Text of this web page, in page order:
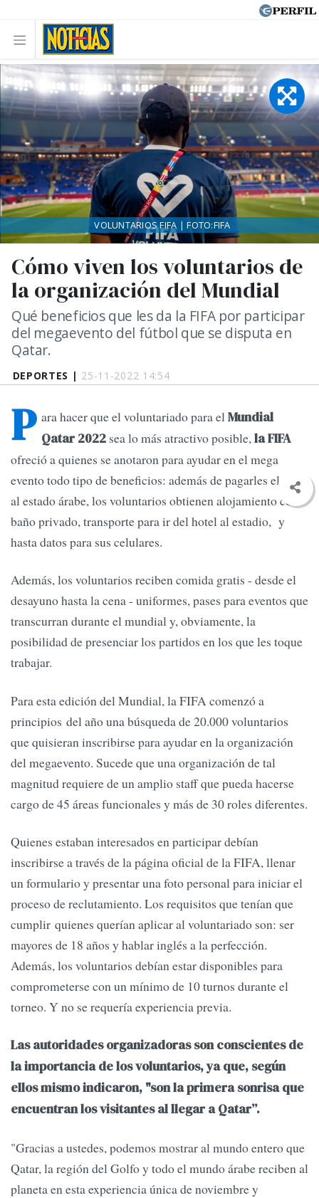
DEPORTES | 25-11-2022 14:54
Cómo viven los voluntarios de
la organización del Mundial
Qué beneficios que les da la FIFA por participar
del megaevento del fútbol que se disputa en
Qatar.
VOLUNTARIOS FIFA | FOTO:FIFA
P ara hacer que el voluntariado para elMundial
Qatar 2022 sea lo más atractivo posible,la FIFA
ofreció a quienes se anotaron para ayudar en el mega
evento todo tipo de beneficios: además de pagarles el viaje
al estado árabe, los voluntarios obtienen alojamiento con
baño privado, transporte para ir del hotel al estadio, y
hasta datos para sus celulares.
Además, los voluntarios reciben comida gratis - desde el
desayuno hasta la cena - uniformes, pases para eventos que
transcurran durante el mundial y, obviamente, la
posibilidad de presenciar los partidos en los que les toque
trabajar.
Para esta edición del Mundial, la FIFA comenzó a
principios del año una búsqueda de 20.000 voluntarios
que quisieran inscribirse para ayudar en la organización
del megaevento. Sucede que una organización de tal
magnitud requiere de un amplio staff que pueda hacerse
cargo de 45 áreas funcionales y más de 30 roles diferentes.
Quienes estaban interesados en participar debían
inscribirse a través de la página oficial de la FIFA, llenar
un formulario y presentar una foto personal para iniciar el
proceso de reclutamiento. Los requisitos que tenían que
cumplir quienes querían aplicar al voluntariado son: ser
mayores de 18 años y hablar inglés a la perfección.
Además, los voluntarios debían estar disponibles para
comprometerse con un mínimo de 10 turnos durante el
torneo. Y no se requería experiencia previa.
Las autoridades organizadoras son conscientes de
la importancia de los voluntarios, ya que, según
ellos mismo indicaron, "son la primera sonrisa que
encuentran los visitantes al llegar a Qatar”.
"Gracias a ustedes, podemos mostrar al mundo entero que
Qatar, la región del Golfo y todo el mundo árabe reciben al
planeta en esta experiencia única de noviembre y